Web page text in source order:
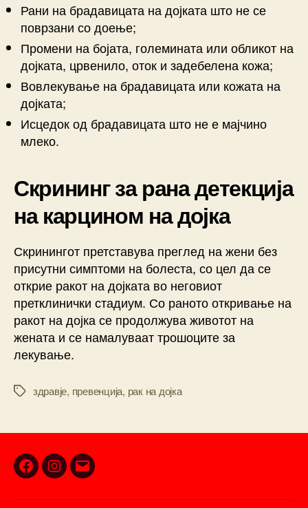
Рани на брадавицата на дојката што не се
поврзани со доење;
Промени на бојата, големината или обликот на
дојката, црвенило, оток и задебелена кожа;
Вовлекување на брадавицата или кожата на
дојката;
Исцедок од брадавицата што не е мајчино
млеко.
Скрининг за рана детекција
на карцином на дојка
Скринингот претставува преглед на жени без
присутни симптоми на болеста, со цел да се
открие ракот на дојката во неговиот
претклинички стадиум. Со раното откривање на
ракот на дојка се продолжува животот на
жената и се намалуваат трошоците за
лекување.
Tagsздравје, превенција, рак на дојка
Facebook
Instagram
Email